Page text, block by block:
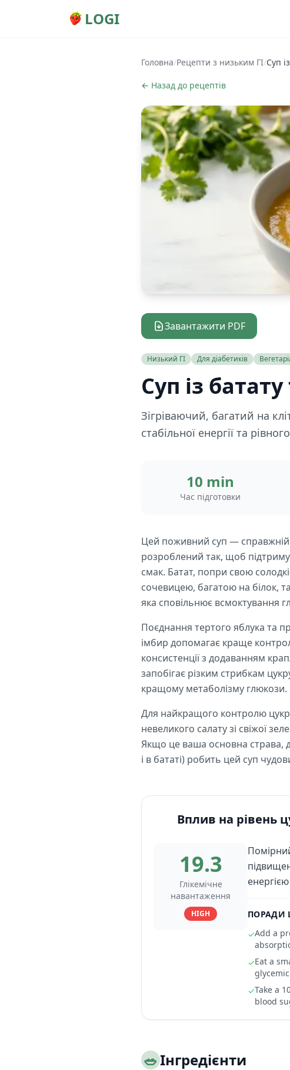
LOGI
Головна/Рецепти з низьким ГІ/Суп
← Назад до рецептів
Завантажити PDF
Низький ГІ Для діабетиків
Суп із
Зігріваючий, багатий на
стабільної енергії та
10 min
Час підготовки
Цей поживний суп — справжній
розроблений так, щоб
смак. Батат, попри свою
сочевицею, багатою на білок,
яка сповільнює всмоктування
Поєднання тертого яблука та
імбир допомагає краще
консистенції з додаванням
запобігає різким стрибкам
кращому метаболізму глюкози.
Для найкращого контролю
невеликого салату зі свіжої
Якщо це ваша основна страва,
і в бататі) робить цей суп
Вплив на рівень
19.3
Глікемічне
навантаження
HIGH
ПОРАДИ
✓Add a
✓Eat a
✓Take a
blood
🥗Інгредієнти